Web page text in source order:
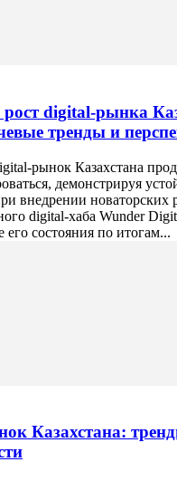
digital-рынка
тренды и
рынок Казахстана
демонстрируя
внедрении
digital-хаба Wunder
его состояния по итогам...
Казахстана: